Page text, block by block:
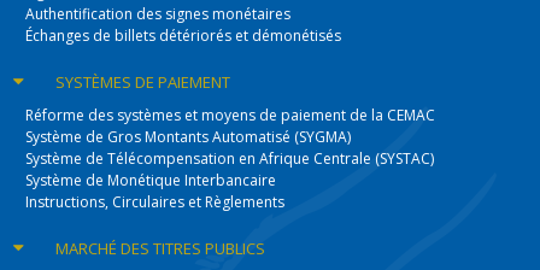
Authentification des signes monétaires
Échanges de billets détériorés et démonétisés
SYSTÈMESDE PAIEMENT
Réforme des systèmes et moyens de paiement de la CEMAC
Système de Gros Montants Automatisé (SYGMA)
Système de Télécompensation en Afrique Centrale (SYSTAC)
Système de Monétique Interbancaire
Instructions, Circulaires et Règlements
MARCHÉ DESTITRES PUBLICS